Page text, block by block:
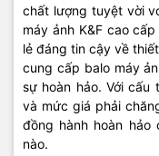
chất lượng tuyệt vời
máy ảnh K&F cao
lẻ đáng tin cậy về
cung cấp balo máy
sự hoàn hảo. Với
và mức giá phải
đồng hành hoàn
nào.